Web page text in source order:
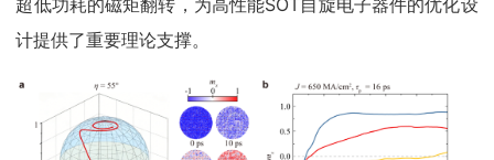
超低功耗的磁矩翻转，为高性能SOT自旋电子器件的优化设
计提供了重要理论支撑。